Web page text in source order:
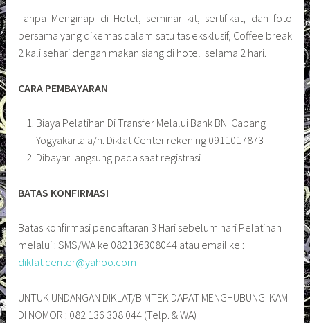
Tanpa Menginap di Hotel, seminar kit, sertifikat, dan foto
bersama yang dikemas dalam satu tas eksklusif, Coffee break
2 kali sehari dengan makan siang di hotel selama 2 hari.
CARA PEMBAYARAN
Biaya Pelatihan Di Transfer Melalui Bank BNI Cabang
Yogyakarta a/n. Diklat Center rekening 0911017873
Dibayar langsung pada saat registrasi
BATAS KONFIRMASI
Batas konfirmasi pendaftaran 3 Hari sebelum hari Pelatihan
melalui : SMS/WA ke 082136308044 atau email ke :
diklat.center@yahoo.com
UNTUK UNDANGAN DIKLAT/BIMTEK DAPAT MENGHUBUNGI KAMI
DI NOMOR : 082 136 308 044 (Telp. & WA)